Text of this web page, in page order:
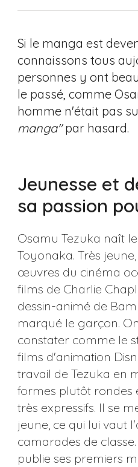
Si le manga est
connaissons tous
personnes y ont
le passé, comme
homme n'était pas
manga"par hasard.
Jeunesse et
sa passion
Osamu Tezuka naît
Toyonaka. Très
œuvres du cinéma
films de Charlie
dessin-animé de
marqué le garçon.
constater comme le
films d'animation
travail de Tezuka en
formes plutôt rondes
très expressifs. Il se
jeune, ce qui lui vaut
camarades de classe.
publie ses premiers